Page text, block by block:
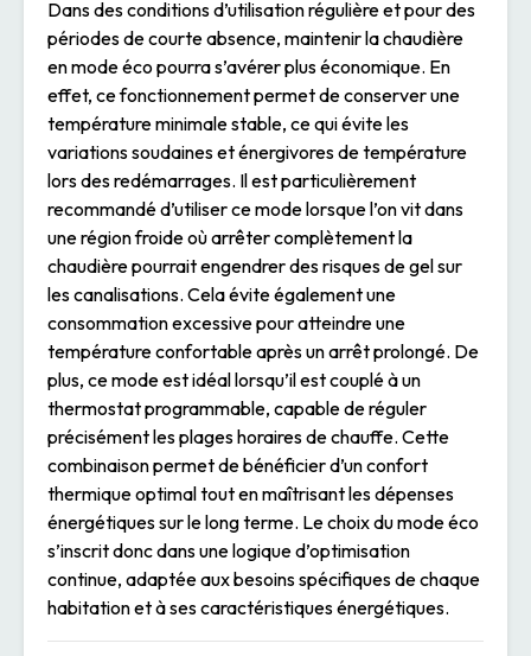
Dans des conditions d’utilisation régulière et pour des
périodes de courte absence, maintenir la chaudière
en mode éco pourra s’avérer plus économique. En
effet, ce fonctionnement permet de conserver une
température minimale stable, ce qui évite les
variations soudaines et énergivores de température
lors des redémarrages. Il est particulièrement
recommandé d’utiliser ce mode lorsque l’on vit dans
une région froide où arrêter complètement la
chaudière pourrait engendrer des risques de gel sur
les canalisations. Cela évite également une
consommation excessive pour atteindre une
température confortable après un arrêt prolongé. De
plus, ce mode est idéal lorsqu’il est couplé à un
thermostat programmable, capable de réguler
précisément les plages horaires de chauffe. Cette
combinaison permet de bénéficier d’un confort
thermique optimal tout en maîtrisant les dépenses
énergétiques sur le long terme. Le choix du mode éco
s’inscrit donc dans une logique d’optimisation
continue, adaptée aux besoins spécifiques de chaque
habitation et à ses caractéristiques énergétiques.